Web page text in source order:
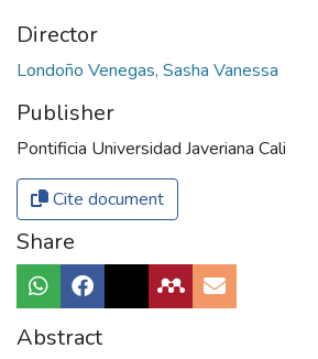
Director
Londoño Venegas, Sasha Vanessa
Publisher
Pontificia Universidad Javeriana Cali
Cite document
Share
Abstract